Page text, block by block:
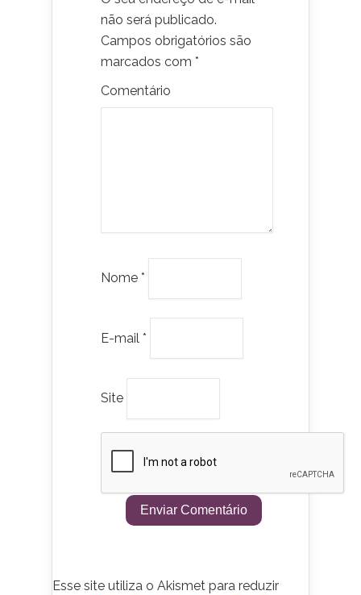
não será publicado.
Campos obrigatórios são
marcados com *
Comentário
Nome *
E-mail *
Site
Esse site utiliza o Akismet para reduzir